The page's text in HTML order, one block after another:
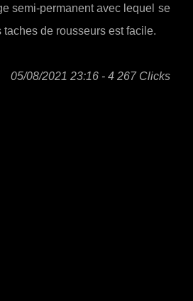
semi-permanent avec lequel se
de rousseurs est facile.
05/08/2021 23:16 - 4 267 Clicks